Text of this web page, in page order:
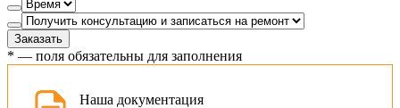
Заказать
* — поля обязательны для заполнения
Наша документация